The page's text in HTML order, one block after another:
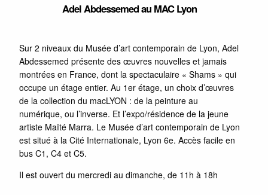
Adel Abdessemed au MAC Lyon
Sur 2 niveaux du Musée d’art contemporain de Lyon, Adel
Abdessemed présente des œuvres nouvelles et jamais
montrées en France, dont la spectaculaire « Shams » qui
occupe un étage entier. Au 1er étage, un choix d’œuvres
de la collection du macLYON : de la peinture au
numérique, ou l’inverse. Et l’expo/résidence de la jeune
artiste Maïté Marra. Le Musée d’art contemporain de Lyon
est situé à la Cité Internationale, Lyon 6e. Accès facile en
bus C1, C4 et C5.
Il est ouvert du mercredi au dimanche, de 11h à 18h